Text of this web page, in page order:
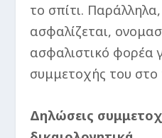
το σπίτι.
ασφαλίζεται,
ασφαλιστικό φορέα
συμμετοχής του
Δηλώσεις